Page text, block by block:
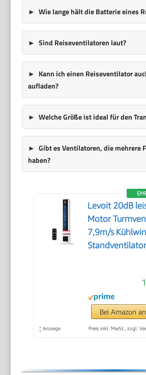
Wie lange hält die Batterie eines
Sind Reiseventilatoren laut?
Kann ich einen Reiseventilator
aufladen?
Welche Größe ist ideal für den
Gibt es Ventilatoren, die mehrere
haben?
Levoit 20dB
Motor
7,9m/s
Bei Amazon
* Anzeige Preis inkl. MwSt., zzgl.